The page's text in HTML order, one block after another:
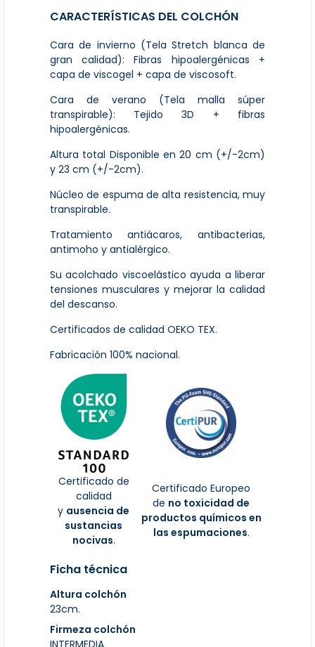
CARACTERÍSTICAS DEL COLCHÓN
Cara de invierno (Tela Stretch blanca de
gran calidad): Fibras hipoalergénicas +
capa de viscogel + capa de viscosoft.
Cara de verano (Tela malla súper
transpirable): Tejido 3D + fibras
hipoalergénicas.
Altura total Disponible en 20 cm (+/-2cm)
y 23 cm (+/-2cm).
Núcleo de espuma de alta resistencia, muy
transpirable.
Tratamiento antiácaros, antibacterias,
antimoho y antialérgico.
Su acolchado viscoelástico ayuda a liberar
tensiones musculares y mejorar la calidad
del descanso.
Certificados de calidad OEKO TEX.
Fabricación 100% nacional.
Certificado de
calidad
y ausencia de
sustancias
nocivas.
Certificado Europeo
de no toxicidad de
productos químicos en
las espumaciones.
Ficha técnica
Altura colchón
23cm.
Firmeza colchón